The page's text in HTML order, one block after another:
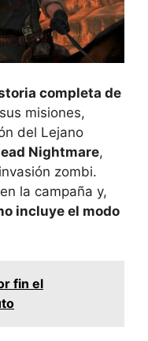
completa de
misiones,
del Lejano
Nightmare,
zombi.
la campaña y,
incluye el modo
fin el